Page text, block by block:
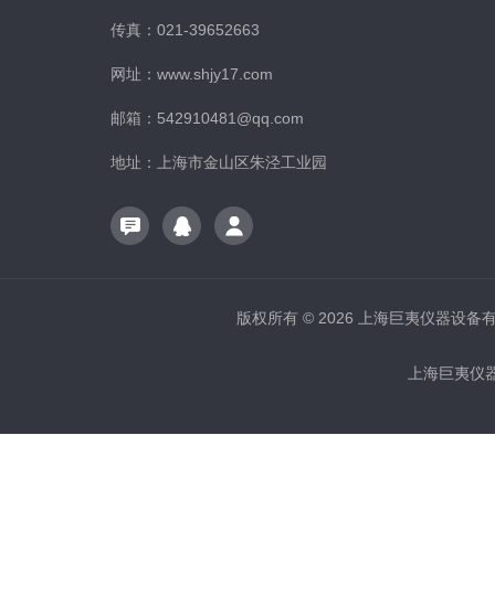
传真：021-39652663
网址：www.shjy17.com
邮箱：542910481@qq.com
地址：上海市金山区朱泾工业园
版权所有 © 2026 上海巨夷仪器设
上海巨夷